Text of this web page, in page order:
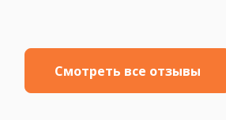
Смотреть все отзывы